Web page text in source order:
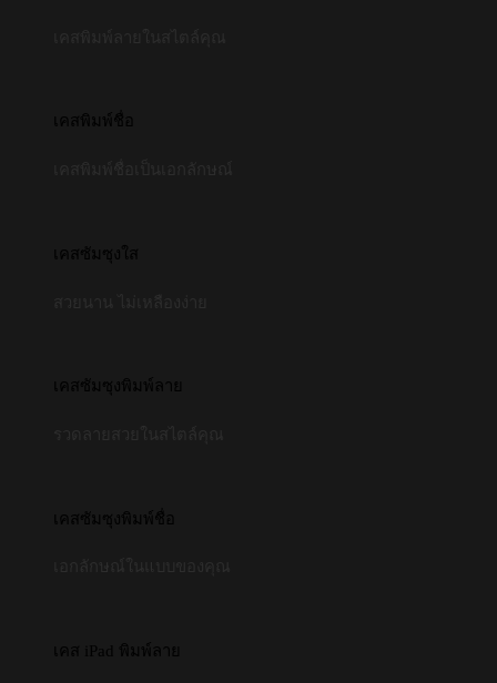
เคสพิมพ์ชื่อ
เคสซัมซุงใส
เคสซัมซุงพิมพ์ลาย
เคสซัมซุงพิมพ์ชื่อ
เคส iPad พิมพ์ลาย